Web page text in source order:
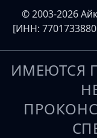
© 2003-2026
[ИНН:
ИМЕЮТСЯ